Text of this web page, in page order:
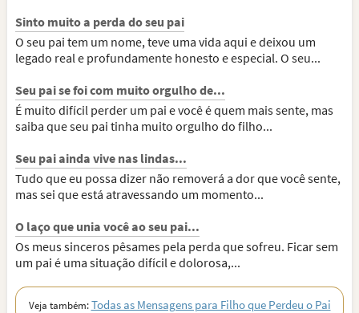
Sinto muito a perda do seu pai
O seu pai tem um nome, teve uma vida aqui e deixou um
legado real e profundamente honesto e especial. O seu...
Seu pai se foi com muito orgulho de...
É muito difícil perder um pai e você é quem mais sente, mas
saiba que seu pai tinha muito orgulho do filho...
Seu pai ainda vive nas lindas...
Tudo que eu possa dizer não removerá a dor que você sente,
mas sei que está atravessando um momento...
O laço que unia você ao seu pai...
Os meus sinceros pêsames pela perda que sofreu. Ficar sem
um pai é uma situação difícil e dolorosa,...
Veja também:Todas as Mensagens para Filho que Perdeu o Pai